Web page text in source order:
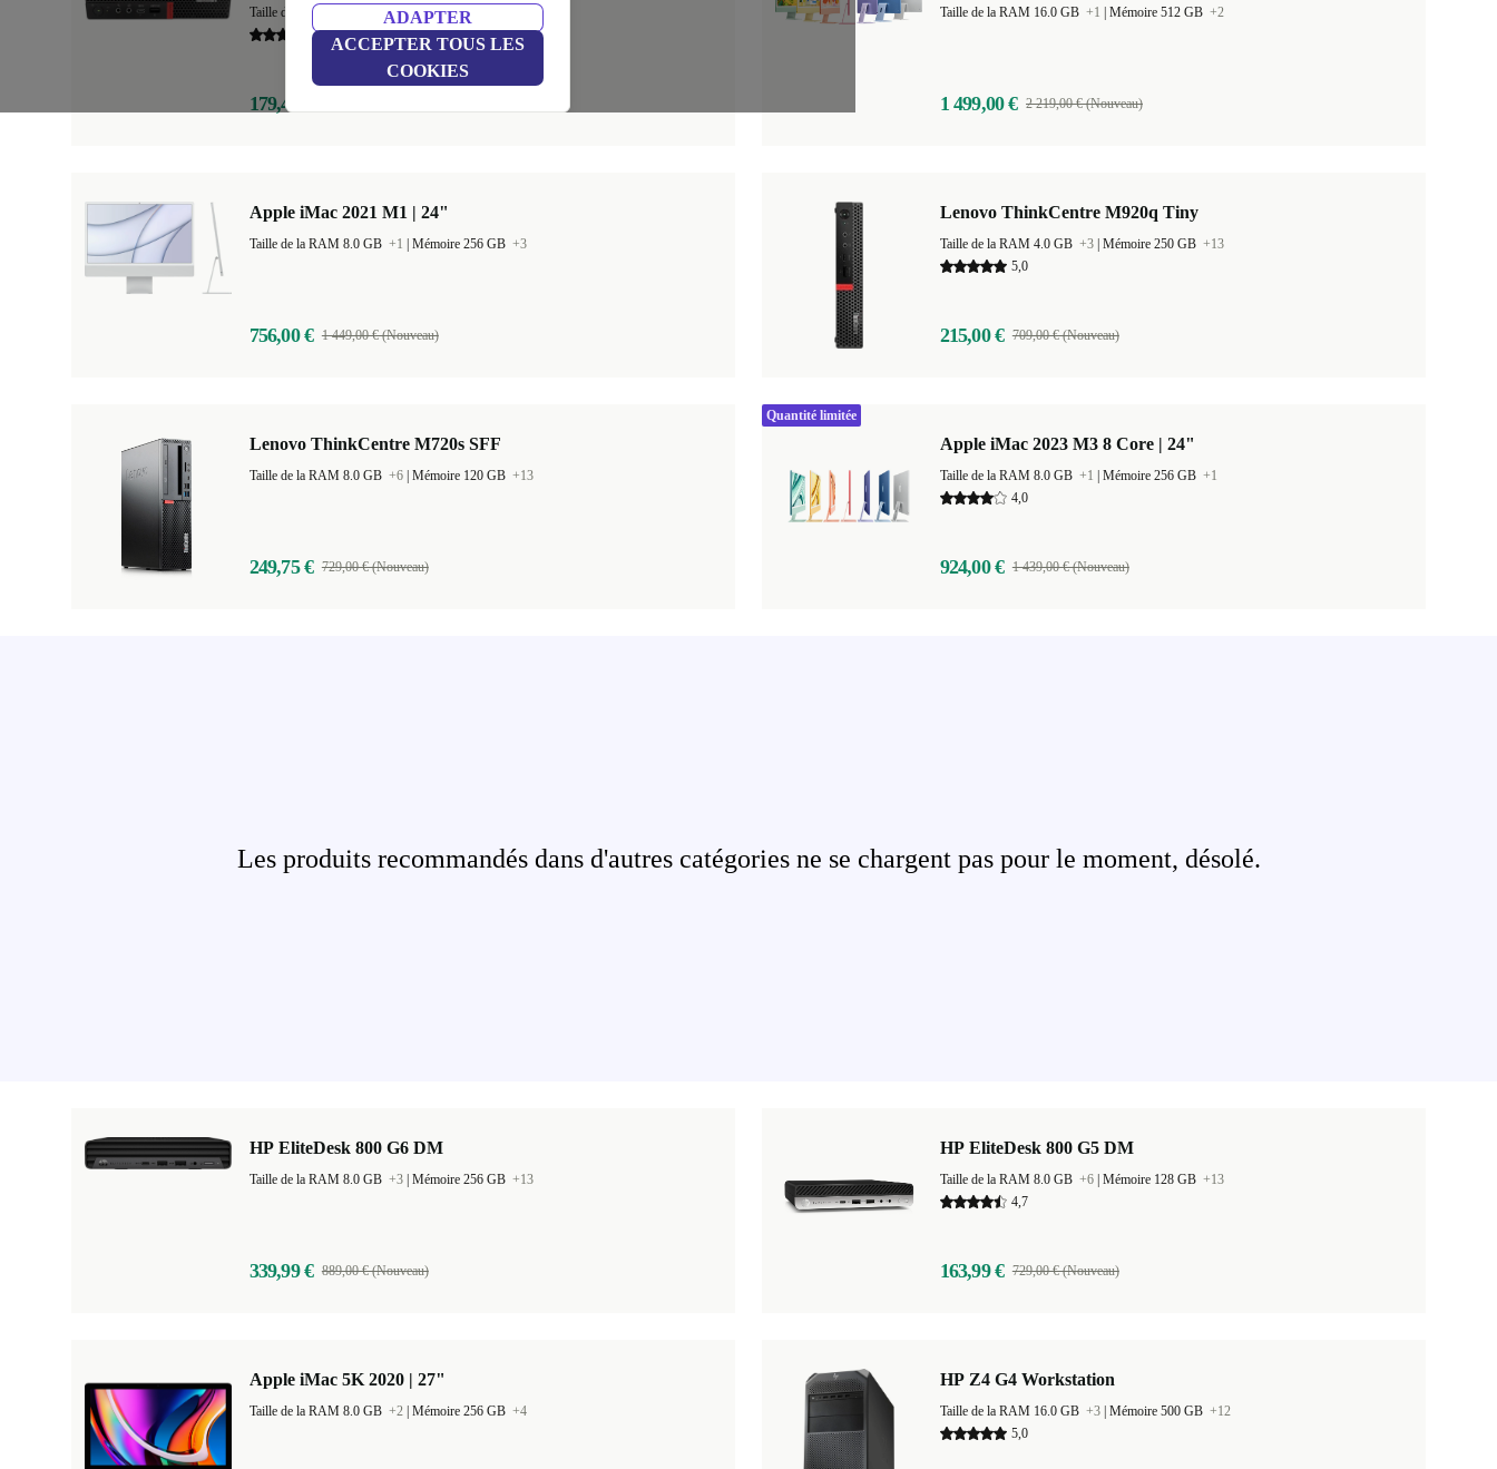
ADAPTER
ACCEPTER TOUS LES
COOKIES
Taille de la RAM 8.0 GB +3 | Mémoire 128 GB
5,0
179,49 €
Taille de la RAM 16.0 GB +1 Mémoire 512 GB +2
1 499,00 € 2 219,00 € (Nouveau)
Apple iMac 2021 M1 | 24"
Taille de la RAM 8.0 GB +1 Mémoire 256 GB +3
756,00 € 1 449,00 € (Nouveau)
Lenovo ThinkCentre M920q Tiny
Taille de la RAM 4.0 GB +3 Mémoire 250 GB +13
5,0
215,00 € 709,00 € (Nouveau)
Lenovo ThinkCentre M720s SFF
Taille de la RAM 8.0 GB +6 Mémoire 120 GB +13
249,75 € 729,00 € (Nouveau)
Apple iMac 2023 M3 8 Core | 24"
Taille de la RAM 8.0 GB +1 Mémoire 256 GB +1
4,0
924,00 € 1 439,00 € (Nouveau)
Quantité limitée
Les produits recommandés dans d'autres catégories ne se chargent pas pour le moment, désolé.
HP EliteDesk 800 G6 DM
Taille de la RAM 8.0 GB +3 Mémoire 256 GB +13
339,99 € 889,00 € (Nouveau)
HP EliteDesk 800 G5 DM
Taille de la RAM 8.0 GB +6 Mémoire 128 GB +13
4,7
163,99 € 729,00 € (Nouveau)
Apple iMac 5K 2020 | 27"
Taille de la RAM 8.0 GB +2 Mémoire 256 GB +4
HP Z4 G4 Workstation
Taille de la RAM 16.0 GB +3 Mémoire 500 GB +12
5,0